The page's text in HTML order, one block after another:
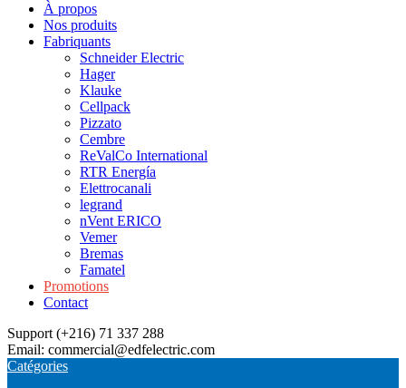
À propos
Nos produits
Fabriquants
Schneider Electric
Hager
Klauke
Cellpack
Pizzato
Cembre
ReValCo International
RTR Energía
Elettrocanali
legrand
nVent ERICO
Vemer
Bremas
Famatel
Promotions
Contact
Support (+216) 71 337 288
Email: commercial@edfelectric.com
Catégories